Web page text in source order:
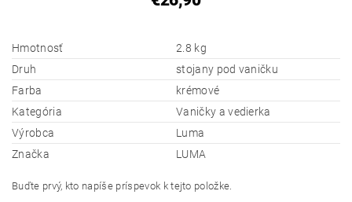
Hmotnosť
2.8 kg
Druh
stojany pod vaničku
Farba
krémové
Kategória
Vaničky a vedierka
Výrobca
Luma
Značka
LUMA
Buďte prvý, kto napíše príspevok k tejto položke.